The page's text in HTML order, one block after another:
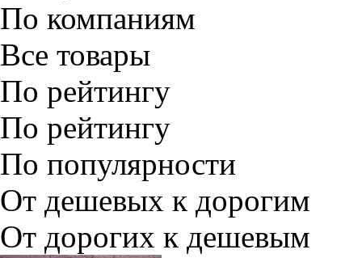
По компаниям
Все товары
По рейтингу
По рейтингу
По популярности
От дешевых к дорогим
От дорогих к дешевым